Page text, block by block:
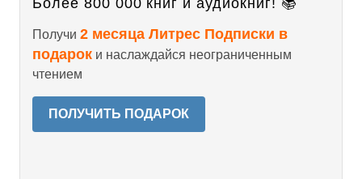
Более 800 000 книг и аудиокниг! 📚
Получи 2 месяца Литрес Подписки в
подарок и наслаждайся неограниченным
чтением
ПОЛУЧИТЬ ПОДАРОК